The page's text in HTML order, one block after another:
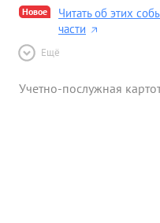
Новое
Читать об этих
части
Ещё
Учетно-послужная